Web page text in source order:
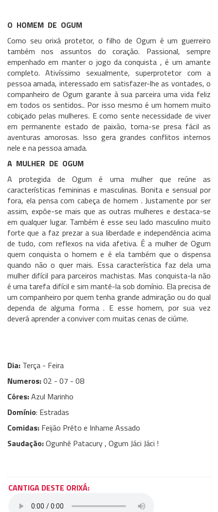
O HOMEM DE OGUM
Como seu orixá protetor, o filho de Ogum é um guerreiro
também nos assuntos do coração. Passional, sempre
empenhado em manter o jogo da conquista , é um amante
completo. Ativíssimo sexualmente, superprotetor com a
pessoa amada, interessado em satisfazer-lhe as vontades, o
companheiro de Ogum garante à sua parceira uma vida feliz
em todos os sentidos.. Por isso mesmo é um homem muito
cobiçado pelas mulheres. E como sente necessidade de viver
em permanente estado de paixão, torna-se presa fácil as
aventuras amorosas. Isso gera grandes conflitos internos
nele e na pessoa amada.
A MULHER DE OGUM
A protegida de Ogum é uma mulher que reúne as
características femininas e masculinas. Bonita e sensual por
fora, ela pensa com cabeça de homem . Justamente por ser
assim, expôe-se mais que as outras mulheres e destaca-se
em qualquer lugar. Também é esse seu lado masculino muito
forte que a faz prezar a sua liberdade e independência acima
de tudo, com reflexos na vida afetiva. É a mulher de Ogum
quem conquista o homem e é ela também que o dispensa
quando não o quer mais. Essa característica faz dela uma
mulher difícil para parceiros machistas. Mas conquista-la não
é uma tarefa difícil e sim mantê-la sob domínio. Ela precisa de
um companheiro por quem tenha grande admiração ou do qual
dependa de alguma forma . E esse homem, por sua vez
deverá aprender a conviver com muitas cenas de ciúme.
Dia: Terça - Feira
Numeros:02 - 07 - 08
Côres:Azul Marinho
Domínio: Estradas
Comidas: Feijão Prêto e Inhame Assado
Saudação:Ogunhê Patacury , Ogum Jáci Jáci !
CANTIGA DESTE ORIXÁ: